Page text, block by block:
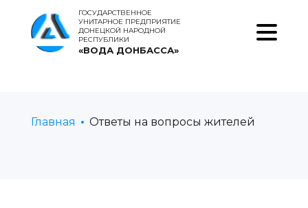
ГОСУДАРСТВЕННОЕ
УНИТАРНОЕ ПРЕДПРИЯТИЕ
ДОНЕЦКОЙ НАРОДНОЙ
РЕСПУБЛИКИ
«ВОДА ДОНБАССА»
Главная Ответы на вопросы жителей